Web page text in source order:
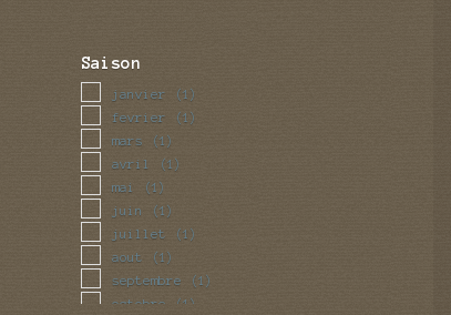
Saison
janvier (1)
fevrier (1)
mars (1)
avril (1)
mai (1)
juin (1)
juillet (1)
aout (1)
septembre (1)
octobre (1)